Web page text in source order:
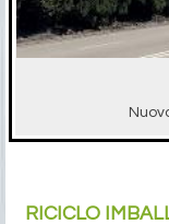
RICICLO